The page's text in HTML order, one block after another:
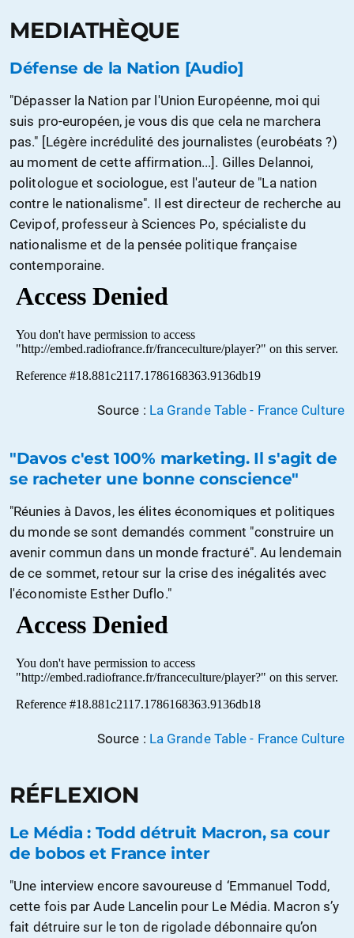
MEDIATHÈQUE
Défense de la Nation [Audio]
"Dépasser la Nation par l'Union Européenne, moi qui
suis pro-européen, je vous dis que cela ne marchera
pas." [Légère incrédulité des journalistes (eurobéats ?)
au moment de cette affirmation...]. Gilles Delannoi,
politologue et sociologue, est l'auteur de "La nation
contre le nationalisme". Il est directeur de recherche au
Cevipof, professeur à Sciences Po, spécialiste du
nationalisme et de la pensée politique française
contemporaine.
Source : La Grande Table - France Culture
"Davos c'est 100% marketing. Il s'agit de
se racheter une bonne conscience"
"Réunies à Davos, les élites économiques et politiques
du monde se sont demandés comment "construire un
avenir commun dans un monde fracturé". Au lendemain
de ce sommet, retour sur la crise des inégalités avec
l'économiste Esther Duflo."
Source : La Grande Table - France Culture
RÉFLEXION
Le Média : Todd détruit Macron, sa cour
de bobos et France inter
"Une interview encore savoureuse d ‘Emmanuel Todd,
cette fois par Aude Lancelin pour Le Média. Macron s’y
fait détruire sur le ton de rigolade débonnaire qu’on